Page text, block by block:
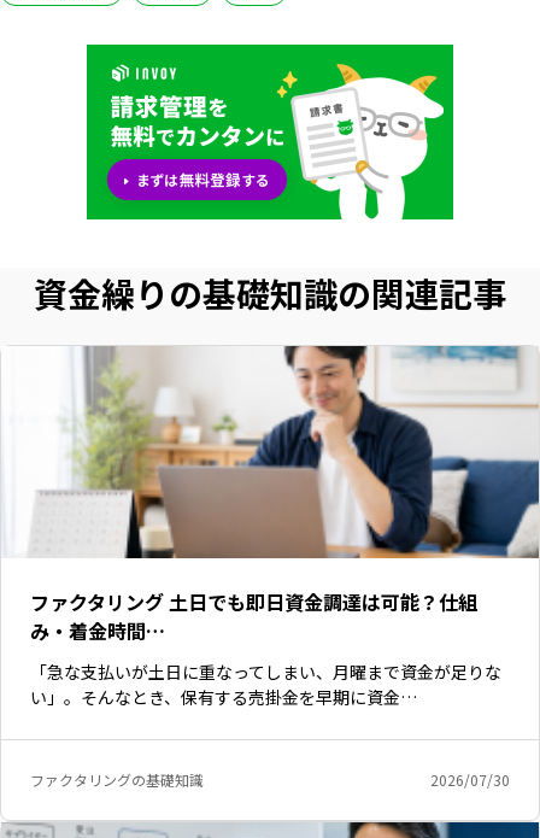
資金繰りの基礎知識の関連記事
ファクタリング 土日でも即日資金調達は可能？仕組
み・着金時間…
「急な支払いが土日に重なってしまい、月曜まで資金が足りな
い」。そんなとき、保有する売掛金を早期に資金…
ファクタリングの基礎知識 2026/07/30